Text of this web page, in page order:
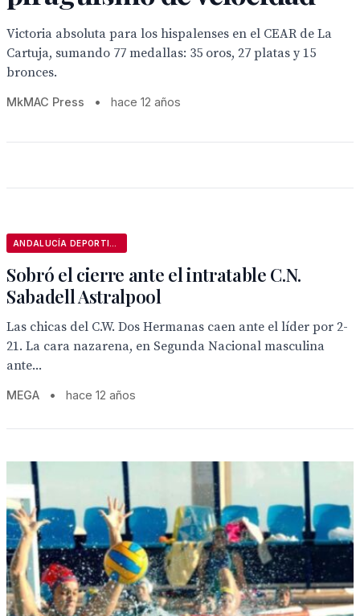
Victoria absoluta para los hispalenses en el CEAR de La
Cartuja, sumando 77 medallas: 35 oros, 27 platas y 15
bronces.
MkMAC Press • hace 12 años
Sobró el cierre ante el intratable C.N.
Sabadell Astralpool
Las chicas del C.W. Dos Hermanas caen ante el líder por 2-
21. La cara nazarena, en Segunda Nacional masculina
ante...
MEGA • hace 12 años